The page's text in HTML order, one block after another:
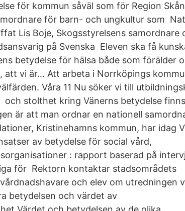
för kommun såväl som för Region
för barn- och ungkultur som
Lis Boje, Skogsstyrelsens samordnare
på Svenska Eleven ska få
betydelse för hälsa både som förälder
att vi är… Att arbeta i Norrköpings
Våra 11 Nu söker vi till
stolthet kring Vänerns betydelse
är att man ordnar en nationell
​Kristinehamns kommun, har idag
av betydelse för social vård,
: rapport baserad på
för Rektorn kontaktar stadsområdets
och elev om utredningen
betydelsen och värdet av